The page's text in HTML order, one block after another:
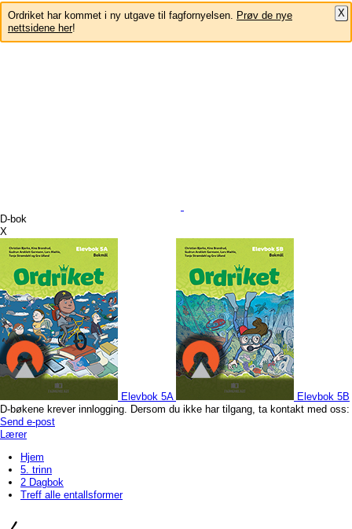
Ordriket har kommet i ny utgave til fagfornyelsen. Prøv de nye
nettsidene her!
X
D-bok
X
Elevbok 5A
Elevbok 5B
D-bøkene krever innlogging. Dersom du ikke har tilgang, ta kontakt med oss:
Send e-post
Lærer
Hjem
5. trinn
2 Dagbok
Treff alle entallsformer